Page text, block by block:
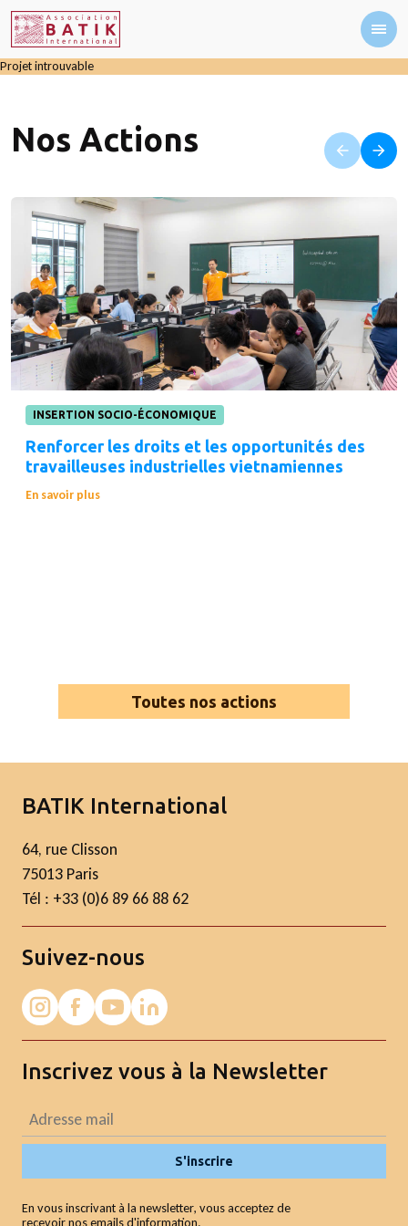
Projet introuvable
Nos Actions
INSERTION SOCIO-ÉCONOMIQUE
Renforcer les droits et les opportunités des
travailleuses industrielles vietnamiennes
En savoir plus
Toutes nos actions
BATIK International
64, rue Clisson
75013 Paris
Tél : +33 (0)6 89 66 88 62
Suivez-nous
Inscrivez vous à la Newsletter
S'inscrire
En vous inscrivant à la newsletter, vous acceptez de
recevoir nos emails d'information.